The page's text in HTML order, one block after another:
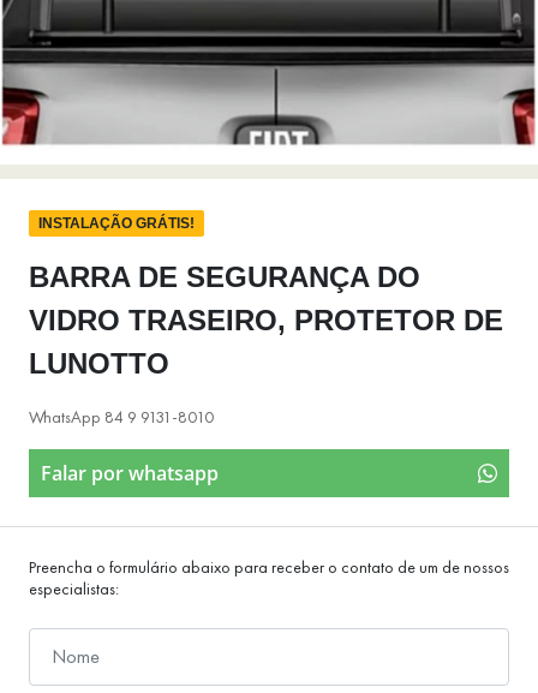
INSTALAÇÃO GRÁTIS!
BARRA DE SEGURANÇA DO
VIDRO TRASEIRO, PROTETOR DE
LUNOTTO
WhatsApp 84 9 9131-8010
Falar por whatsapp
Preencha o formulário abaixo para receber o contato de um de nossos
especialistas: